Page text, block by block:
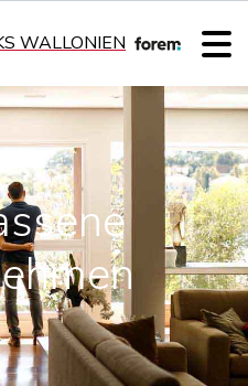
WALLONIEN